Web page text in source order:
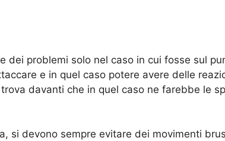
dei problemi solo nel caso in cui fosse sul
e in quel caso potere avere delle
davanti che in quel caso ne farebbe le
si devono sempre evitare dei movimenti